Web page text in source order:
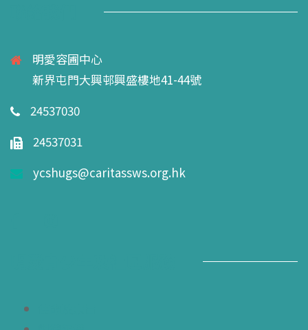
明愛容圃中心
新界屯門大興邨興盛樓地41-44號
24537030
24537031
ycshugs@caritassws.org.hk